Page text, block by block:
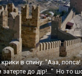
в спину: "Ааа,
затерте до дір!..." Но то